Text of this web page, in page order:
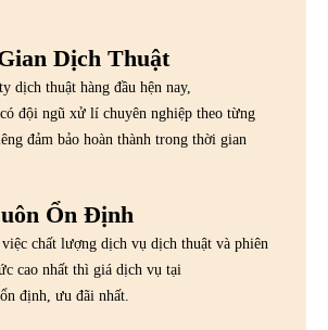
Dịch Thuật
dịch thuật hàng đầu hện nay,
đội ngũ xử lí chuyên nghiệp theo từng
đảm bảo hoàn thành trong thời gian
Ổn Định
chất lượng dịch vụ dịch thuật và phiên
cao nhất thì giá dịch vụ tại
định, ưu đãi nhất.